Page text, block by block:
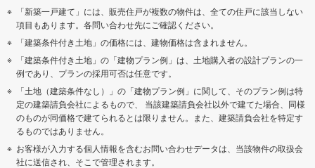
「新築一戸建て」には、販売住戸が複数の物件は、全ての住戸に該当しない
項目もあります。各問い合わせ先にご確認ください。
「建築条件付き土地」の価格には、建物価格は含まれません。
「建築条件付き土地」の「建物プラン例」は、土地購入者の設計プランの一
例であり、プランの採用可否は任意です。
「土地（建築条件なし）」の「建物プラン例」に関して、そのプラン例は特
定の建築請負会社によるもので、 当該建築請負会社以外で建てた場合、同様
のものが同価格で建てられるとは限りません。また、建築請負会社を特定す
るものではありません。
お客様が入力する個人情報を含むお問い合わせデータは、当該物件の取扱会
社に送信され、そこで管理されます。